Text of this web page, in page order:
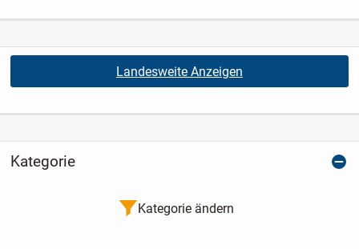
Landesweite Anzeigen
Kategorie
Kategorie ändern